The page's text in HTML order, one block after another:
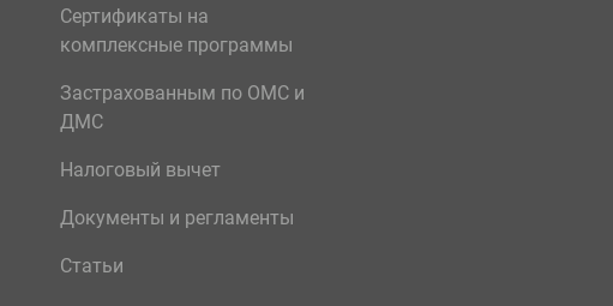
Сертификаты на
комплексные программы
Застрахованным по ОМС и
ДМС
Налоговый вычет
Документы и регламенты
Статьи